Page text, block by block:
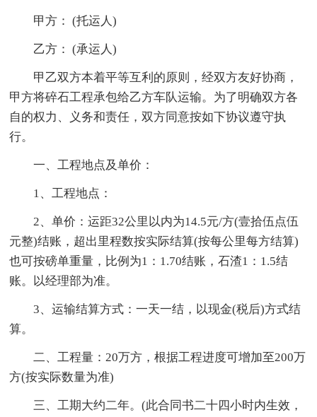
甲方： (托运人)
乙方： (承运人)
甲乙双方本着平等互利的原则，经双方友好协商，
甲方将碎石工程承包给乙方车队运输。为了明确双方各
自的权力、义务和责任，双方同意按如下协议遵守执
行。
一、工程地点及单价：
1、工程地点：
2、单价：运距32公里以内为14.5元/方(壹拾伍点伍
元整)结账，超出里程数按实际结算(按每公里每方结算)
也可按磅单重量，比例为1：1.70结账，石渣1：1.5结
账。以经理部为准。
3、运输结算方式：一天一结，以现金(税后)方式结
算。
二、工程量：20万方，根据工程进度可增加至200万
方(按实际数量为准)
三、工期大约二年。(此合同书二十四小时内生效，